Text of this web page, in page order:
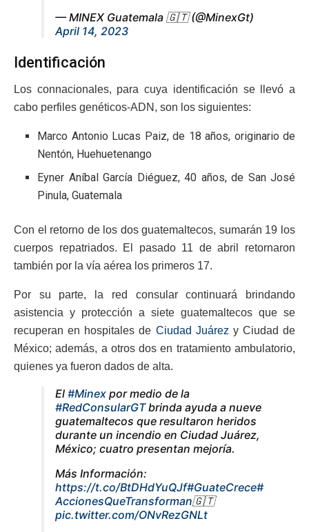
— MINEX Guatemala 🇬🇹 (@MinexGt)
April 14, 2023
Identificación
Los connacionales, para cuya identificación se llevó a
cabo perfiles genéticos-ADN, son los siguientes:
Marco Antonio Lucas Paiz, de 18 años, originario de
Nentón, Huehuetenango
Eyner Aníbal García Diéguez, 40 años, de San José
Pinula, Guatemala
Con el retorno de los dos guatemaltecos, sumarán 19 los
cuerpos repatriados. El pasado 11 de abril retornaron
también por la vía aérea los primeros 17.
Por su parte, la red consular continuará brindando
asistencia y protección a siete guatemaltecos que se
recuperan en hospitales de Ciudad Juárez y Ciudad de
México; además, a otros dos en tratamiento ambulatorio,
quienes ya fueron dados de alta.
El #Minex por medio de la
#RedConsularGTbrinda ayuda a nueve
guatemaltecos que resultaron heridos
durante un incendio en Ciudad Juárez,
México; cuatro presentan mejoría.
Más Información:
https://t.co/BtDHdYuQJf#GuateCrece#
AccionesQueTransforman🇬🇹
pic.twitter.com/ONvRezGNLt